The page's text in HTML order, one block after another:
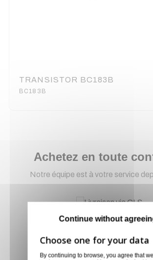
TRANSISTOR BC183B
BC183B
Achetez en toute
Notre équipe est à votre service
Livraison via GLS
directement en magasin ou
faites vous livrer chez vous
By continuing to browse, you agree that
Continue without